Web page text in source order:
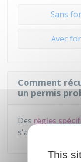
Sans
Avec
Comment
un permis
Des règles
s'appliquent au
This